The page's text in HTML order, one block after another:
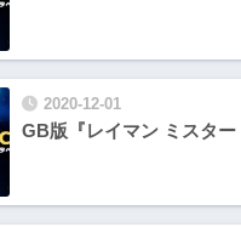
2020-12-01
GB版『レイマン ミスター